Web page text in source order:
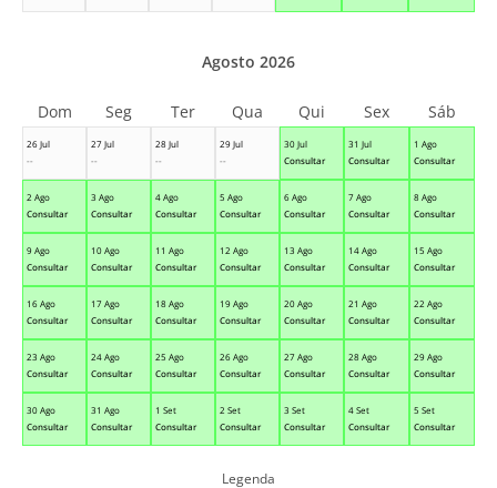
26 Jul
--
27 Jul
--
28 Jul
--
29 Jul
--
30 Jul
Consultar
31 Jul
Consultar
1 Ago
Consultar
2 Ago
Consultar
3 Ago
Consultar
4 Ago
Consultar
5 Ago
Consultar
6 Ago
Consultar
7 Ago
Consultar
8 Ago
Consultar
9 Ago
Consultar
10 Ago
Consultar
11 Ago
Consultar
12 Ago
Consultar
13 Ago
Consultar
14 Ago
Consultar
15 Ago
Consultar
16 Ago
Consultar
17 Ago
Consultar
18 Ago
Consultar
19 Ago
Consultar
20 Ago
Consultar
21 Ago
Consultar
22 Ago
Consultar
23 Ago
Consultar
24 Ago
Consultar
25 Ago
Consultar
26 Ago
Consultar
27 Ago
Consultar
28 Ago
Consultar
29 Ago
Consultar
30 Ago
Consultar
31 Ago
Consultar
1 Set
Consultar
2 Set
Consultar
3 Set
Consultar
4 Set
Consultar
5 Set
Consultar
Agosto 2026
Dom Seg Ter Qua Qui Sex Sáb
Legenda